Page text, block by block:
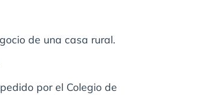
de una casa rural.
por el Colegio de